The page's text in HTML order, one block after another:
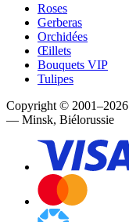
Roses
Gerberas
Orchidées
Œillets
Bouquets VIP
Tulipes
Copyright © 2001–2026
— Minsk, Biélorussie